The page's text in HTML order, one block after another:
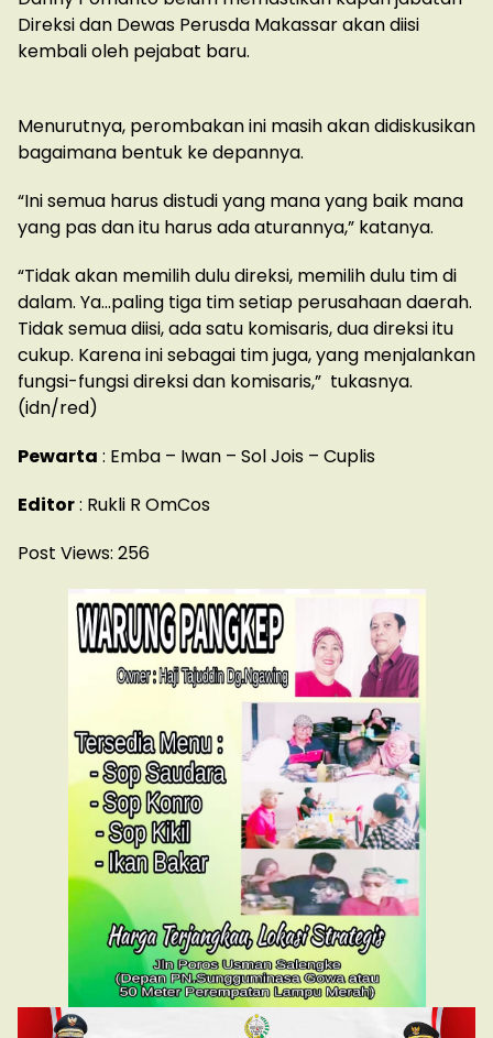
Direksi dan Dewas Perusda Makassar akan diisi
kembali oleh pejabat baru.
Menurutnya, perombakan ini masih akan didiskusikan
bagaimana bentuk ke depannya.
“Ini semua harus distudi yang mana yang baik mana
yang pas dan itu harus ada aturannya,” katanya.
“Tidak akan memilih dulu direksi, memilih dulu tim di
dalam. Ya…paling tiga tim setiap perusahaan daerah.
Tidak semua diisi, ada satu komisaris, dua direksi itu
cukup. Karena ini sebagai tim juga, yang menjalankan
fungsi-fungsi direksi dan komisaris,” tukasnya.
(idn/red)
Pewarta : Emba – Iwan – Sol Jois – Cuplis
Editor: Rukli R OmCos
Post Views: 256